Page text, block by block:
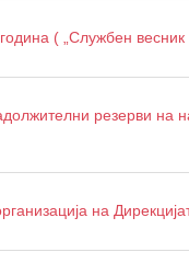
( „Службен
резерви
на